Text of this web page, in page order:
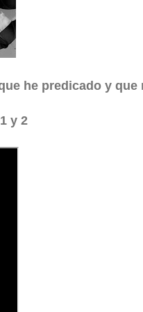
he predicado y que
y 2